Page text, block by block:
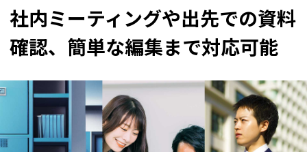
社内ミーティングや出先での資料
確認、簡単な編集まで対応可能